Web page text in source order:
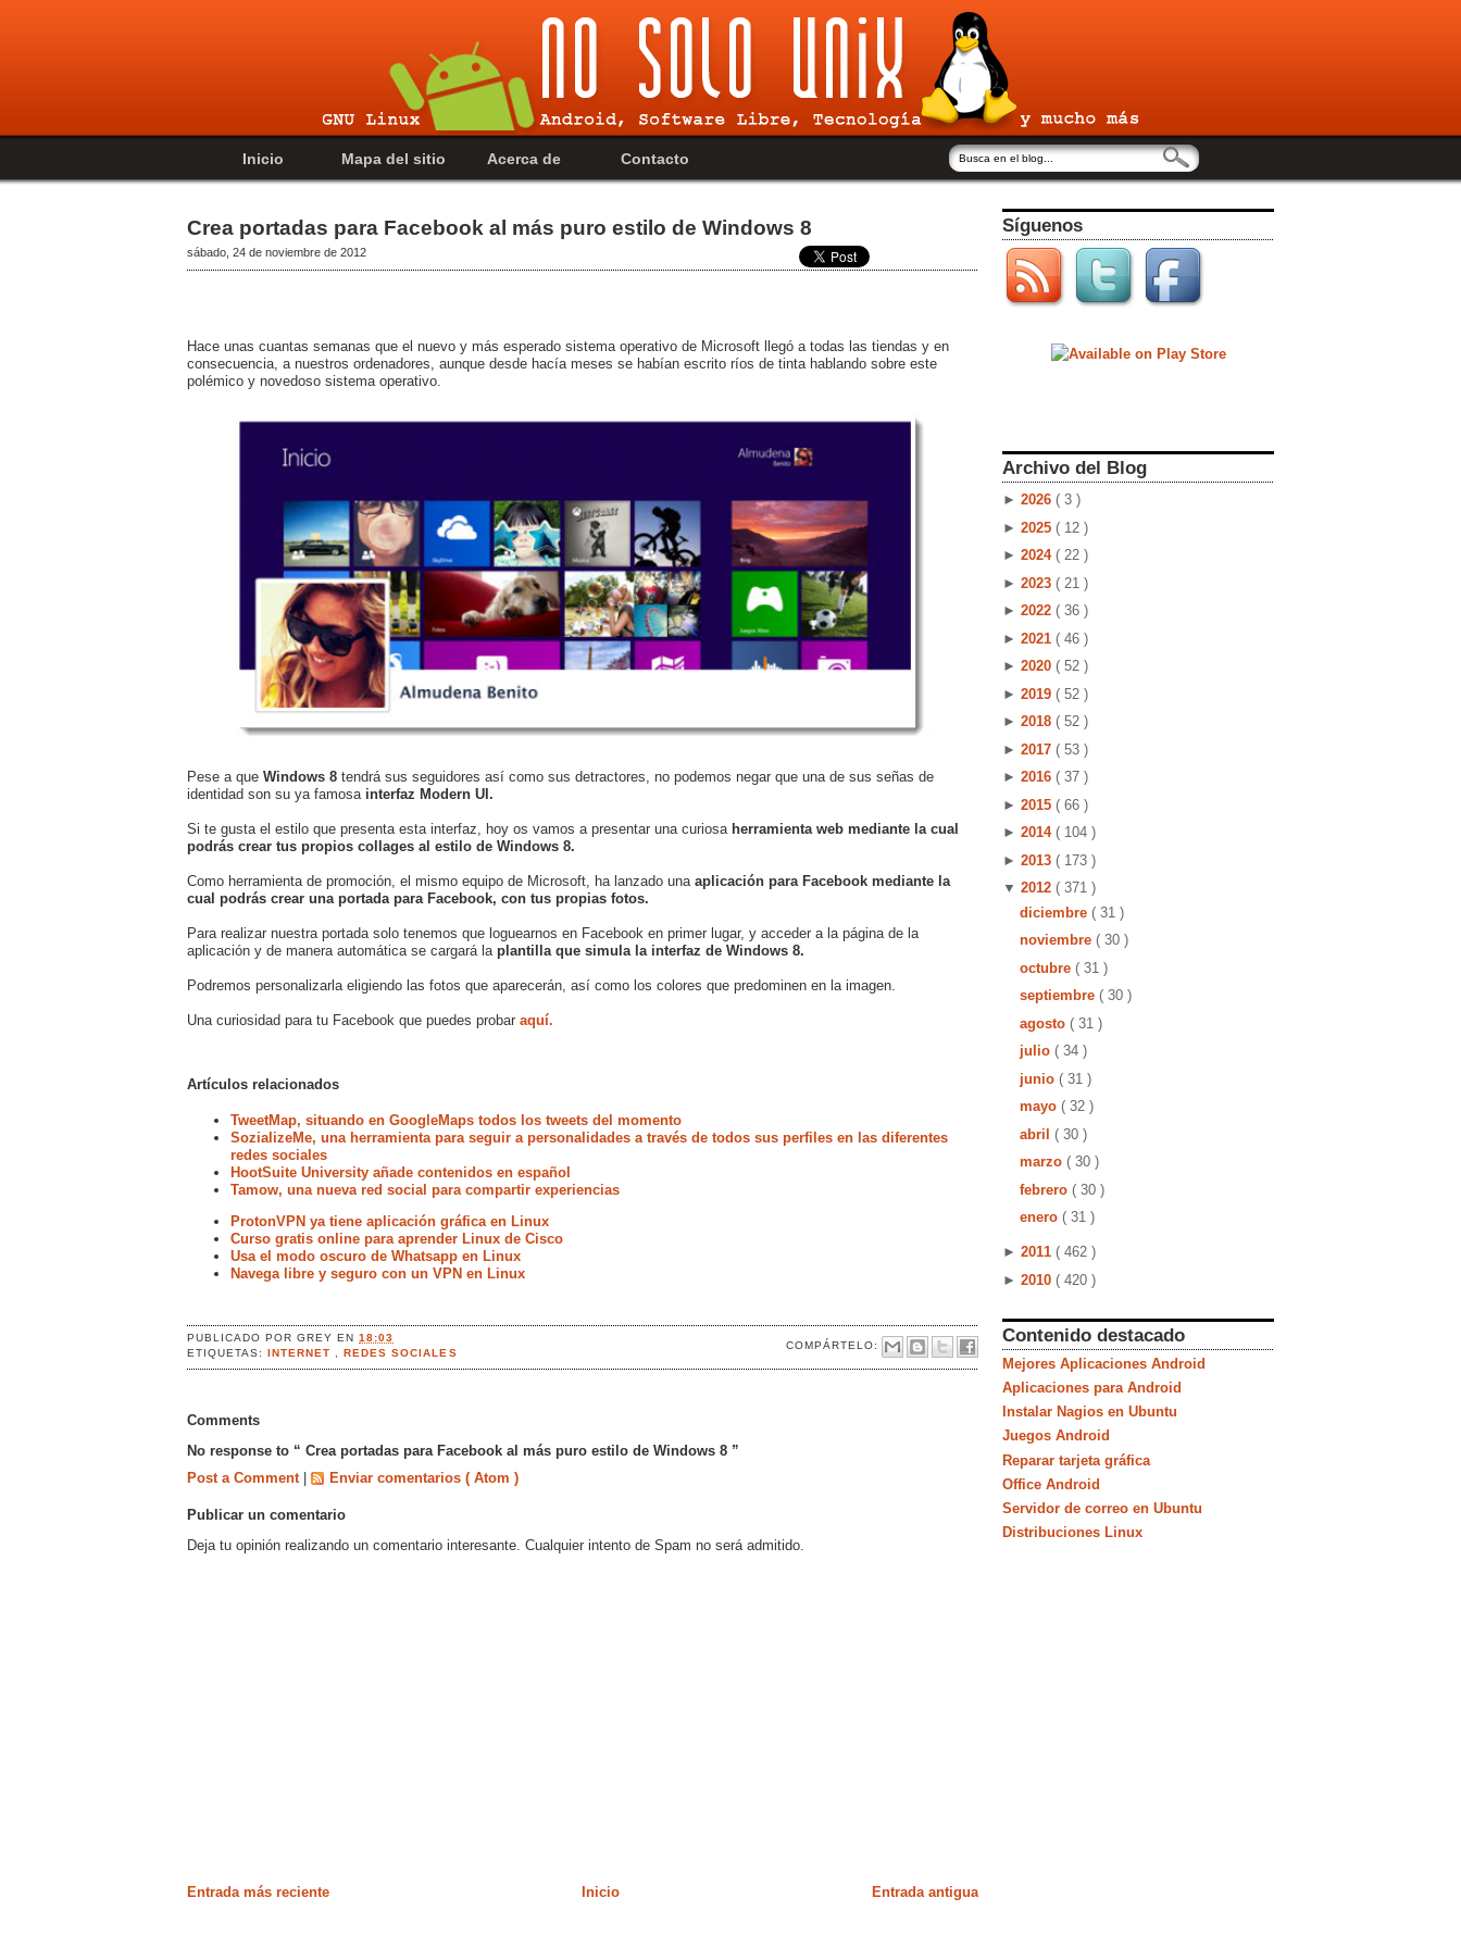
Inicio Mapa del sitio Acerca de Contacto
Crea portadas para Facebook al más puro estilo de Windows 8
sábado, 24 de noviembre de 2012
Hace unas cuantas semanas que el nuevo y más esperado sistema operativo de Microsoft llegó a todas las tiendas y en
consecuencia, a nuestros ordenadores, aunque desde hacía meses se habían escrito ríos de tinta hablando sobre este
polémico y novedoso sistema operativo.
Pese a que Windows 8 tendrá sus seguidores así como sus detractores, no podemos negar que una de sus señas de
identidad son su ya famosa interfaz Modern UI.
Si te gusta el estilo que presenta esta interfaz, hoy os vamos a presentar una curiosa herramienta web mediante la cual
podrás crear tus propios collages al estilo de Windows 8.
Como herramienta de promoción, el mismo equipo de Microsoft, ha lanzado una aplicación para Facebook mediante la
cual podrás crear una portada para Facebook, con tus propias fotos.
Para realizar nuestra portada solo tenemos que loguearnos en Facebook en primer lugar, y acceder a la página de la
aplicación y de manera automática se cargará la plantilla que simula la interfaz de Windows 8.
Podremos personalizarla eligiendo las fotos que aparecerán, así como los colores que predominen en la imagen.
Una curiosidad para tu Facebook que puedes probar aquí.
Artículos relacionados
TweetMap, situando en GoogleMaps todos los tweets del momento
SozializeMe, una herramienta para seguir a personalidades a través de todos sus perfiles en las diferentes
redes sociales
HootSuite University añade contenidos en español
Tamow, una nueva red social para compartir experiencias
ProtonVPN ya tiene aplicación gráfica en Linux
Curso gratis online para aprender Linux de Cisco
Usa el modo oscuro de Whatsapp en Linux
Navega libre y seguro con un VPN en Linux
PUBLICADO PORGREYEN18:03
COMPÁRTELO:
ETIQUETAS:INTERNET ,REDES SOCIALES
Comments
No response to “ Crea portadas para Facebook al más puro estilo de Windows 8 ”
Post a Comment
Enviar comentarios ( Atom )
Publicar un comentario
Deja tu opinión realizando un comentario interesante. Cualquier intento de Spam no será admitido.
Entrada más reciente Entrada antigua
Inicio
Síguenos
Archivo del Blog
► 2026 ( 3 )
► 2025 ( 12 )
► 2024 ( 22 )
► 2023 ( 21 )
► 2022 ( 36 )
► 2021 ( 46 )
► 2020 ( 52 )
► 2019 ( 52 )
► 2018 ( 52 )
► 2017 ( 53 )
► 2016 ( 37 )
► 2015 ( 66 )
► 2014 ( 104 )
► 2013 ( 173 )
▼ 2012 ( 371 )
diciembre ( 31 )
noviembre ( 30 )
octubre ( 31 )
septiembre ( 30 )
agosto ( 31 )
julio ( 34 )
junio ( 31 )
mayo ( 32 )
abril ( 30 )
marzo ( 30 )
febrero ( 30 )
enero ( 31 )
► 2011 ( 462 )
► 2010 ( 420 )
Contenido destacado
Mejores Aplicaciones Android
Aplicaciones para Android
Instalar Nagios en Ubuntu
Juegos Android
Reparar tarjeta gráfica
Office Android
Servidor de correo en Ubuntu
Distribuciones Linux